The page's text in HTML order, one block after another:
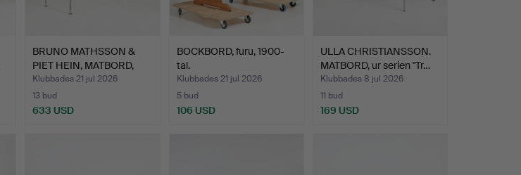
BRUNO MATHSSON &
PIET HEIN, MATBORD,
"Supe…
Klubbades 21 jul 2026
13 bud
633 USD
BOCKBORD, furu, 1900-
tal.
Klubbades 21 jul 2026
5 bud
106 USD
ULLA CHRISTIANSSON.
MATBORD, ur serien "Tr…
Klubbades 8 jul 2026
11 bud
169 USD